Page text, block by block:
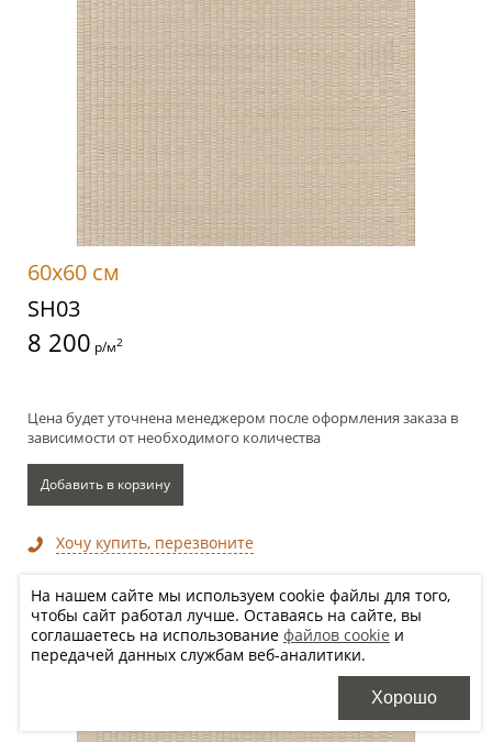
60x60 см
SH03
8 200 р/м2
Цена будет уточнена менеджером после оформления заказа в
зависимости от необходимого количества
Добавить в корзину
Хочу купить, перезвоните
На нашем сайте мы используем cookie файлы для того,
чтобы сайт работал лучше. Оставаясь на сайте, вы
соглашаетесь на использование файлов cookie и
передачей данных службам веб-аналитики.
Хорошо